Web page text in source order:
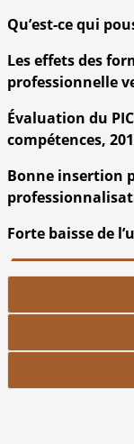
Qu’est-ce qui
Les effets des
professionnelle
Évaluation du
compétences,
Bonne insertion
Forte baisse de